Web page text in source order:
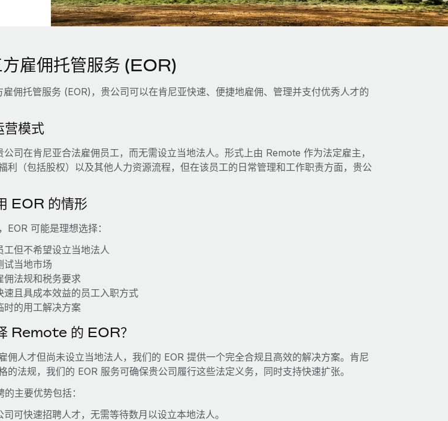
雇佣托管服务 (EOR)
佣托管服务 (EOR)，贵公司可以在肯尼亚快速、便捷地雇佣、管理并支付优秀人才的
营模式
司在肯尼亚合法雇佣员工，而无需设立当地法人。形式上由 Remote 作为法定雇主，
利（包括股权）以及其他人力资源流程，但在该员工的日常管理和工作职责方面，贵公
EOR 的情形
EOR 可能是理想选择：
工但不希望设立当地法人
试当地市场
佣法规和税务要求
速且具成本效益的员工入职方式
时的用工解决方案
Remote 的 EOR？
佣人才但尚未设立当地法人，我们的 EOR 提供一个完全合规且高效的解决方案。肯尼
的法规，我们的 EOR 服务可确保贵公司履行这些法定义务，同时支持快速扩张。
主要优势包括：
司可快速招聘人才，无需等待数月以设立本地法人。